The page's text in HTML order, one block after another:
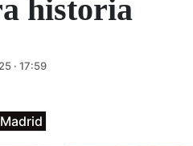
historia
· 17:59
Madrid